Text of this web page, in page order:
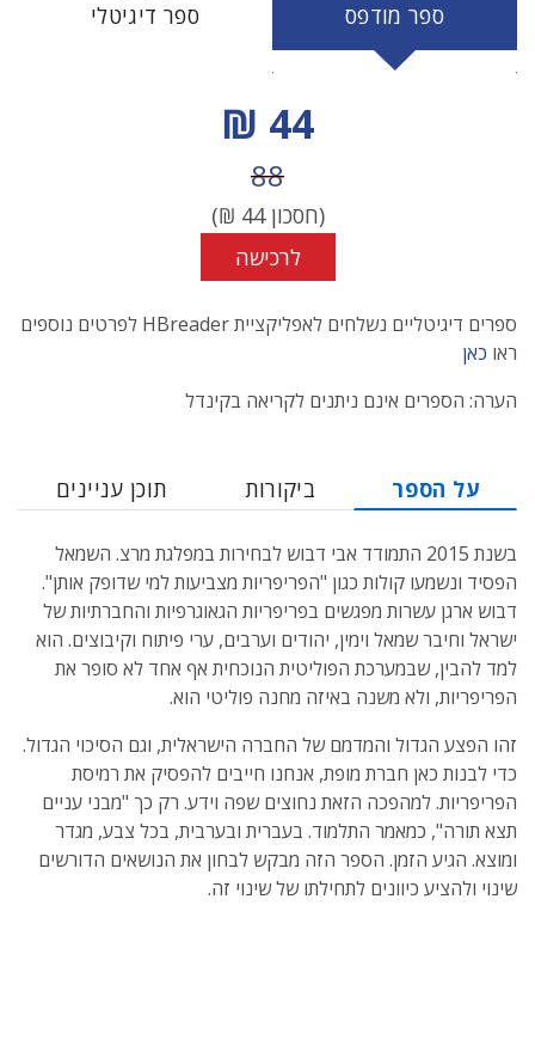
ספר מודפס ספר דיגיטלי
מחיר הנחה
44 ₪
מחיר לפני הנחה
88
(חסכון44
₪)
לרכישה
ספרים דיגיטליים נשלחים לאפליקציית HBreader לפרטים נוספים
ראו כאן
הערה: הספרים אינם ניתנים לקריאה בקינדל
על הספר ביקורות תוכן עניינים
בשנת 2015 התמודד אבי דבוש לבחירות במפלגת מרצ. השמאל
הפסיד ונשמעו קולות כגון "הפריפריות מצביעות למי שדופק אותן".
דבוש ארגן עשרות מפגשים בפריפריות הגאוגרפיות והחברתיות של
ישראל וחיבר שמאל וימין, יהודים וערבים, ערי פיתוח וקיבוצים. הוא
למד להבין, שבמערכת הפוליטית הנוכחית אף אחד לא סופר את
הפריפריות, ולא משנה באיזה מחנה פוליטי הוא.
זהו הפצע הגדול והמדמם של החברה הישראלית, וגם הסיכוי הגדול.
כדי לבנות כאן חברת מופת, אנחנו חייבים להפסיק את רמיסת
הפריפריות. למהפכה הזאת נחוצים שפה וידע. רק כך "מבני עניים
תצא תורה", כמאמר התלמוד. בעברית ובערבית, בכל צבע, מגדר
ומוצא. הגיע הזמן. הספר הזה מבקש לבחון את הנושאים הדורשים
שינוי ולהציע כיוונים לתחילתו של שינוי זה.